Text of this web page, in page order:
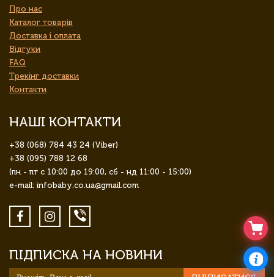
Про нас
Каталог товарів
Доставка і оплата
Відгуки
FAQ
Трекінг доставки
Контакти
НАШІ КОНТАКТИ
+38 (068) 784 43 24 (Viber)
+38 (095) 788 12 68
(пн - пт с 10:00 до 19:00, сб - нд 11:00 - 15:00)
e-mail: infobaby.co.ua@gmail.com
ПІДПИСКА НА НОВИНИ